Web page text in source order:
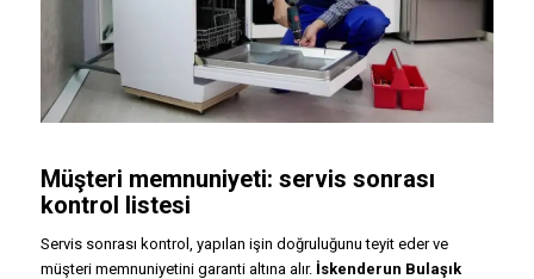
Müşteri memnuniyeti: servis sonrası
kontrol listesi
Servis sonrası kontrol, yapılan işin doğruluğunu teyit eder ve
müşteri memnuniyetini garanti altına alır. İskenderun Bulaşık